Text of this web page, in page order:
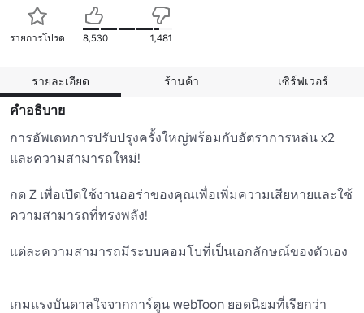
รายการโปรด 8,530 1,481
รายละเอียด ร้านค้า เซิร์ฟเวอร์
คำอธิบาย
การอัพเดทการปรับปรุงครั้งใหญ่พร้อมกับอัตราการหล่น x2
และความสามารถใหม่!
กด Z เพื่อเปิดใช้งานออร่าของคุณเพื่อเพิ่มความเสียหายและใช้
ความสามารถที่ทรงพลัง!
แต่ละความสามารถมีระบบคอมโบที่เป็นเอกลักษณ์ของตัวเอง
เกมแรงบันดาลใจจากการ์ตูน webToon ยอดนิยมที่เรียกว่า